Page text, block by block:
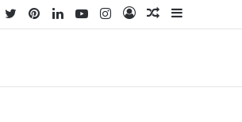
Random
Log
Instagram
YouTube
LinkedIn
Pinterest
Twitter
Facebook